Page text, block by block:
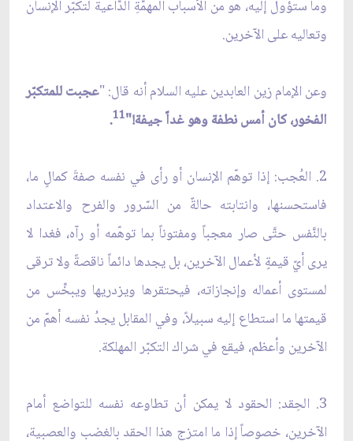
وما ستؤول إليه، هو من الأسباب المهمَّةِ الدَّاعية لتكبّر الإنسان
وتعاليه على الآخرين.
وعن الإمام زين العابدين عليه السلام أنه قال: "عجبت للمتكبّر
الفخور، كان أمس نطفة وهو غداً جيفة!"11
.
2. العُجب: إذا توهّم الإنسان أو رأى في نفسه صفةَ كمالٍ ما،
فاستحسنها، وانتابته حالةٌ من السّرور والفرح والاعتداد
بالنَّفس حتَّى صار معجباً ومفتوناً بما توهّمه أو رآه، فغدا لا
يرى أيّ قيمةٍ لأعمال الآخرين، بل يجدها دائماً ناقصةً ولا ترقى
لمستوى أعماله وإنجازاته، فيحتقرها ويزدريها ويبخِّس من
قيمتها ما استطاع إليه سبيلاً، وفي المقابل يجدُ نفسه أهمّ من
الآخرين وأعظم، فيقع في شراك التكبّر المهلكة.
3. الحِقد: الحقود لا يمكن أن تطاوعه نفسه للتواضع أمام
الآخرين، خصوصاً إذا ما امتزج هذا الحقد بالغضب والعصبية،